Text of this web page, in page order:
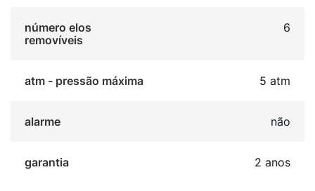
número elos
removíveis
6
atm - pressão máxima 5 atm
alarme não
garantia 2 anos